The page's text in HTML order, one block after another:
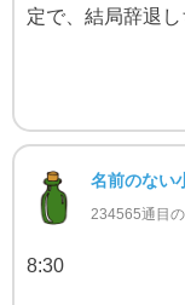
定で、結局辞退し
名前のない
234565通目
8:30